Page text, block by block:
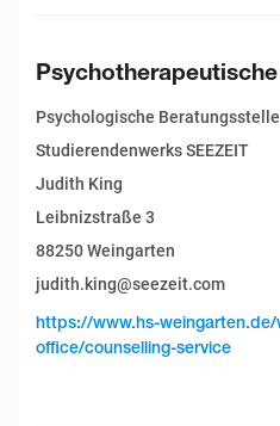
Psychologische
Studierendenwerks SEEZEIT
Judith King
Leibnizstraße 3
88250 Weingarten
judith.king@seezeit.com
https://www.hs-
office/counselling-service